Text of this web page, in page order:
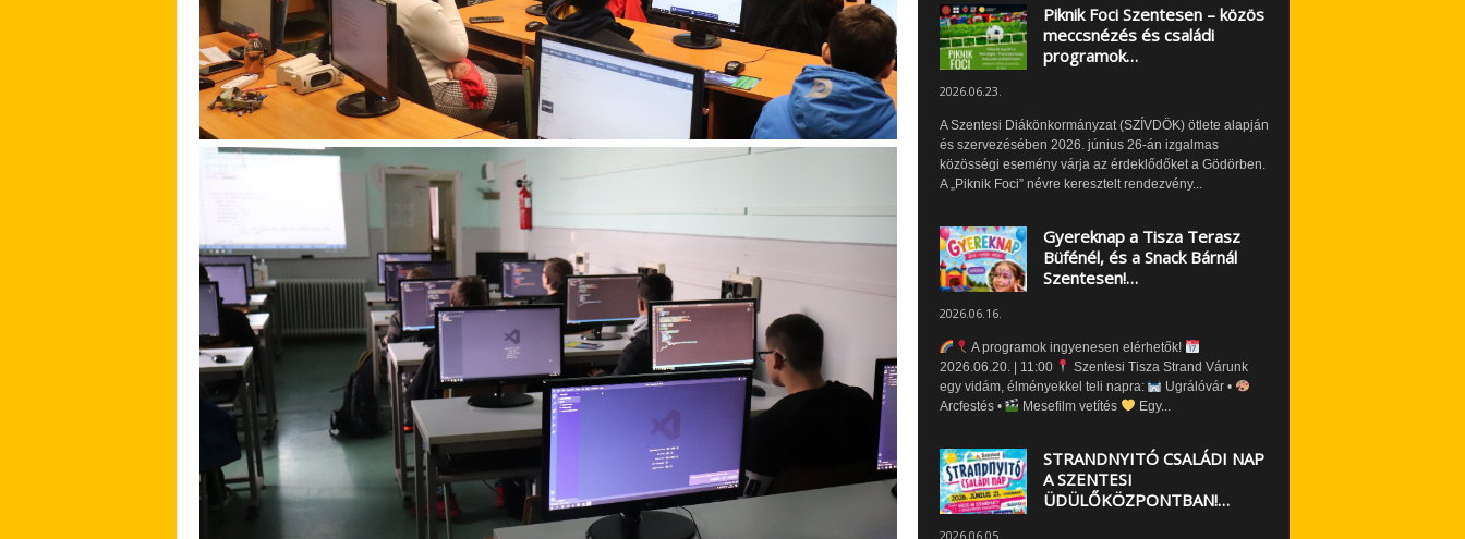
Piknik Foci Szentesen – közös
meccsnézés és családi
programok…
2026.06.23.
A Szentesi Diákönkormányzat (SZÍVDÖK) ötlete alapján
és szervezésében 2026. június 26-án izgalmas
közösségi esemény várja az érdeklődőket a Gödörben.
A „Piknik Foci” névre keresztelt rendezvény...
Gyereknap a Tisza Terasz
Büfénél, és a Snack Bárnál
Szentesen!…
2026.06.16.
A programok ingyenesen elérhetők!
2026.06.20. | 11:00
Szentesi Tisza Strand Várunk
egy vidám, élményekkel teli napra:
Ugrálóvár •
Arcfestés •
Mesefilm vetítés Egy...
STRANDNYITÓ CSALÁDI NAP
A SZENTESI
ÜDÜLŐKÖZPONTBAN!…
2026.06.05.